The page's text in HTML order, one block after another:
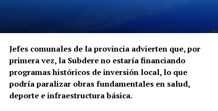
Jefes comunales de la provincia advierten que, por
primera vez, la Subdere no estaría financiando
programas históricos de inversión local, lo que
podría paralizar obras fundamentales en salud,
deporte e infraestructura básica.